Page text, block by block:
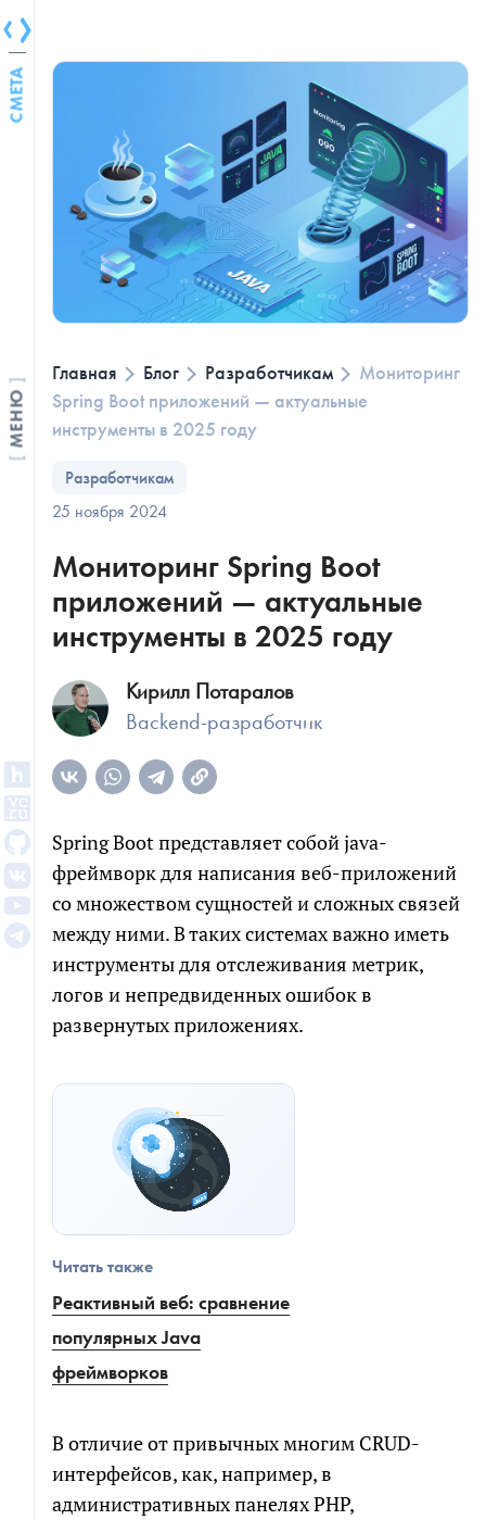
Главная Блог Разработчикам
Мониторинг
Spring Boot приложений — актуальные
инструменты в 2025 году
Разработчикам
25 ноября 2024
Мониторинг Spring Boot
приложений — актуальные
инструменты в 2025 году
Кирилл Потаралов
Backend-разработчик
Spring Boot представляет собой java-
фреймворк для написания веб-приложений
со множеством сущностей и сложных связей
между ними. В таких системах важно иметь
инструменты для отслеживания метрик,
логов и непредвиденных ошибок в
развернутых приложениях.
Читать также
Реактивный веб: сравнение
популярных Java
фреймворков
В отличие от привычных многим CRUD-
интерфейсов, как, например, в
административных панелях PHP,
СМЕТА
МЕНЮ